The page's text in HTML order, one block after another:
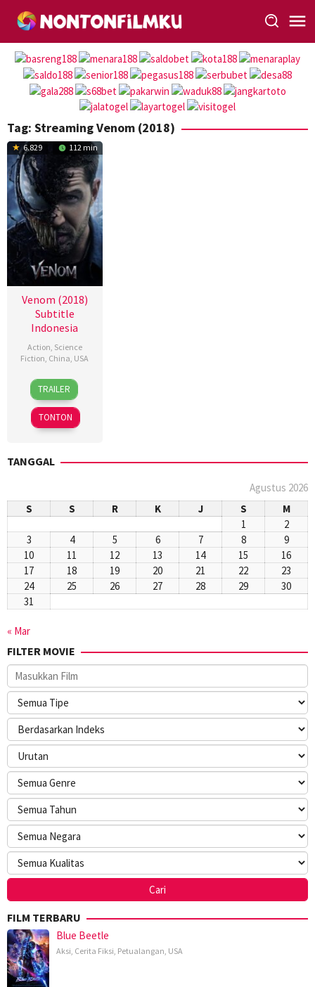
Tag: Streaming Venom (2018)
6.829 112 min
Venom (2018)
Subtitle
Indonesia
Action, Science
Fiction, China, USA
28
Sep
2018
K.C.
Hodenfield
TRAILER
TONTON
TANGGAL
Agustus 2026
S
S R K J S
M
1
2
3
4 5 6 7 8
9
10
11 12 13 14 15
16
17
18 19 20 21 22
23
24
25 26 27 28 29
30
31
« Mar
FILTER MOVIE
FILM TERBARU
Blue Beetle
Aksi, Cerita Fiksi, Petualangan, USA